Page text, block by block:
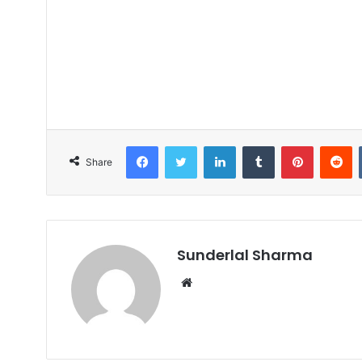
Share
FacebookTwitter LinkedInTumblr Pinterest
Sunderlal Sharma
Website